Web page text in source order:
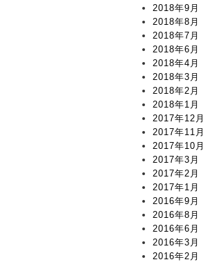
2018年9月
2018年8月
2018年7月
2018年6月
2018年4月
2018年3月
2018年2月
2018年1月
2017年12月
2017年11月
2017年10月
2017年3月
2017年2月
2017年1月
2016年9月
2016年8月
2016年6月
2016年3月
2016年2月